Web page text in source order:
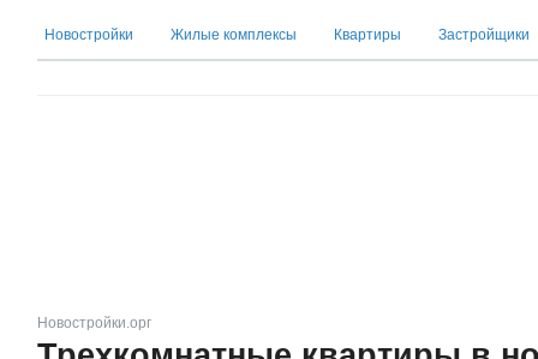
Новостройки Жилые комплексы Квартиры Застройщики
Новостройки.орг